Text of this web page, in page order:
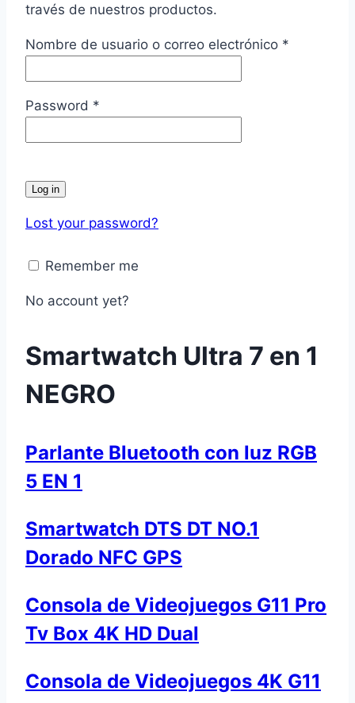
través de nuestros productos.
Nombre de usuario o correo electrónico *
Password *
Log in
Lost your password?
Remember me
No account yet?
Smartwatch Ultra 7 en 1
NEGRO
Parlante Bluetooth con luz RGB
5 EN 1
Smartwatch DTS DT NO.1
Dorado NFC GPS
Consola de Videojuegos G11 Pro
Tv Box 4K HD Dual
Consola de Videojuegos 4K G11